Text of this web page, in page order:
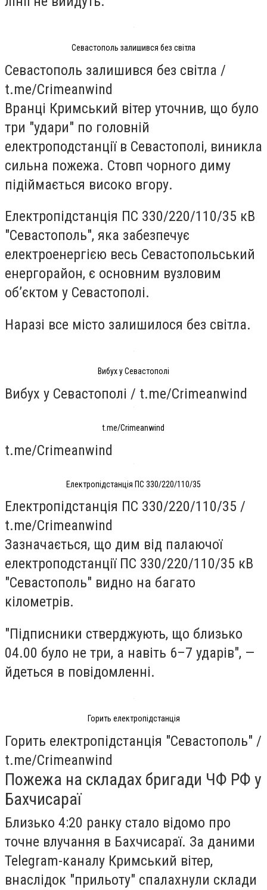
Севастополь залишився без світла
Севастополь залишився без світла /
t.me/Crimeanwind
Вранці Кримський вітер уточнив, що було
три "удари" по головній
електроподстанції в Севастополі, виникла
сильна пожежа. Стовп чорного диму
підіймається високо вгору.
Електропідстанція ПС 330/220/110/35 кВ
"Севастополь", яка забезпечує
електроенергією весь Севастопольський
енергорайон, є основним вузловим
об’єктом у Севастополі.
Наразі все місто залишилося без світла.
Вибух у Севастополі
Вибух у Севастополі / t.me/Crimeanwind
t.me/Crimeanwind
t.me/Crimeanwind
Електропідстанція ПС 330/220/110/35
Електропідстанція ПС 330/220/110/35 /
t.me/Crimeanwind
Зазначається, що дим від палаючої
електроподстанції ПС 330/220/110/35 кВ
"Севастополь" видно на багато
кілометрів.
"Підписники стверджують, що близько
04.00 було не три, а навіть 6–7 ударів", —
йдеться в повідомленні.
Горить електропідстанція
Горить електропідстанція "Севастополь" /
t.me/Crimeanwind
Пожежа на складах бригади ЧФ РФ у
Бахчисараї
Близько 4:20 ранку стало відомо про
точне влучання в Бахчисараї. За даними
Telegram-каналу Кримський вітер,
внаслідок "прильоту" спалахнули склади